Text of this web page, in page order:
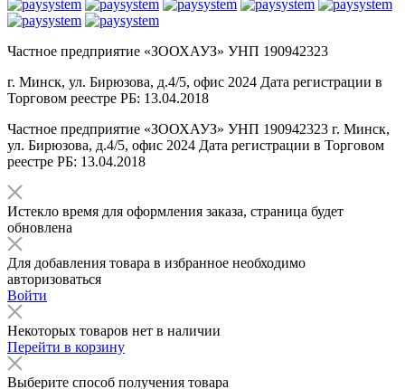
Частное предприятие «ЗООХАУЗ» УНП 190942323
г. Минск, ул. Бирюзова, д.4/5, офис 2024 Дата регистрации в
Торговом реестре РБ: 13.04.2018
Частное предприятие «ЗООХАУЗ» УНП 190942323 г. Минск,
ул. Бирюзова, д.4/5, офис 2024 Дата регистрации в Торговом
реестре РБ: 13.04.2018
Истекло время для оформления заказа, страница будет
обновлена
Для добавления товара в избранное необходимо
авторизоваться
Войти
Некоторых товаров нет в наличии
Перейти в корзину
Выберите способ получения товара